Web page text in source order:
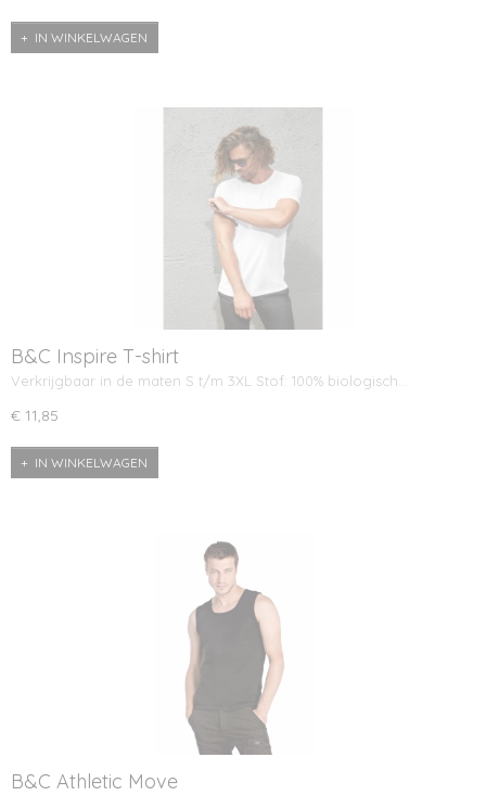
IN WINKELWAGEN
B&C Inspire T-shirt
Verkrijgbaar in de maten S t/m 3XL Stof: 100% biologisch…
€ 11,85
IN WINKELWAGEN
B&C Athletic Move